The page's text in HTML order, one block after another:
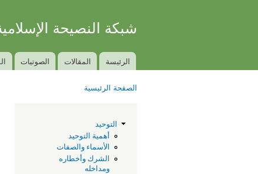
شبكة النصيحة
Main menu
الرئيسة المقالات الصوتيات
الصفحة الرئيسية
التوحيد
أهمية التوحيد
الأسماء والصفات
الشرك وأخطاره
ومداخله